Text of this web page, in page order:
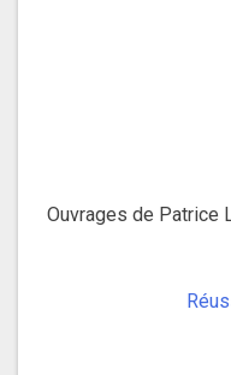
Ouvrages de Patrice